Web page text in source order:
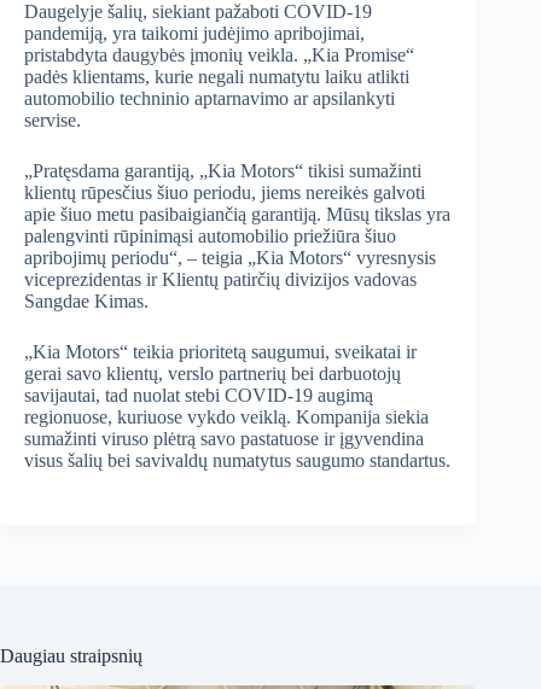
Daugelyje šalių, siekiant pažaboti COVID-19
pandemiją, yra taikomi judėjimo apribojimai,
pristabdyta daugybės įmonių veikla. „Kia Promise“
padės klientams, kurie negali numatytu laiku atlikti
automobilio techninio aptarnavimo ar apsilankyti
servise.
„Pratęsdama garantiją, „Kia Motors“ tikisi sumažinti
klientų rūpesčius šiuo periodu, jiems nereikės galvoti
apie šiuo metu pasibaigiančią garantiją. Mūsų tikslas yra
palengvinti rūpinimąsi automobilio priežiūra šiuo
apribojimų periodu“, – teigia „Kia Motors“ vyresnysis
viceprezidentas ir Klientų patirčių divizijos vadovas
Sangdae Kimas.
„Kia Motors“ teikia prioritetą saugumui, sveikatai ir
gerai savo klientų, verslo partnerių bei darbuotojų
savijautai, tad nuolat stebi COVID-19 augimą
regionuose, kuriuose vykdo veiklą. Kompanija siekia
sumažinti viruso plėtrą savo pastatuose ir įgyvendina
visus šalių bei savivaldų numatytus saugumo standartus.
Daugiau straipsnių